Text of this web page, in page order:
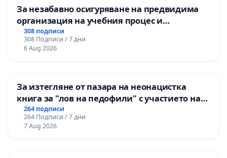
За незабавно осигуряване на предвидима
организация на учебния процес и
гарантиране на правото на равнопоставено
и качествено образование на учениците от
ОУ „Княз Александър I“ и Хуманитарна
308 подписи
308 Подписи / 7 дни
6 Aug 2026
За изтегляне от пазара на неонацистка
книга за "лов на педофили" с участието на
деца
264 подписи
264 Подписи / 7 дни
7 Aug 2026